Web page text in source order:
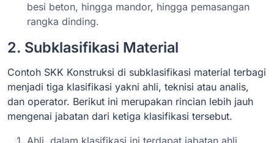
besi beton, hingga mandor, hingga pemasangan
rangka dinding.
2. Subklasifikasi Material
Contoh SKK Konstruksi di subklasifikasi material terbagi
menjadi tiga klasifikasi yakni ahli, teknisi atau analis,
dan operator. Berikut ini merupakan rincian lebih jauh
mengenai jabatan dari ketiga klasifikasi tersebut.